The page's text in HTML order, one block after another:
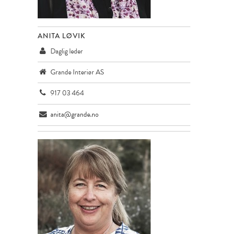
ANITA LØVIK
Daglig leder
Grande Interiør AS
917 03 464
anita@grande.no